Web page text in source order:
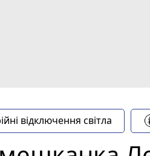
відключення світла